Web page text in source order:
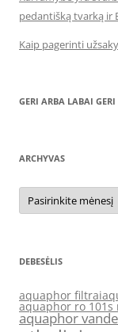
pedantišką tvarką ir
Kaip pagerinti
GERI ARBA LABAI GERI
ARCHYVAS
Archyvas
DEBESĖLIS
aquaphor filtrai
aquaphor ro 101s
aquaphor